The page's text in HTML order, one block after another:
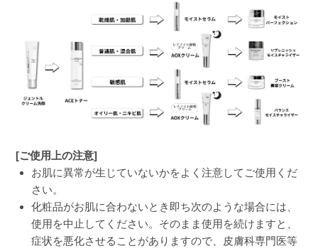
[ご使用上の注意]
お肌に異常が生じていないかをよく注意してご使用くだ
さい。
化粧品がお肌に合わないとき即ち次のような場合には、
使用を中止してください。そのまま使用を続けますと、
症状を悪化させることがありますので、皮膚科専門医等